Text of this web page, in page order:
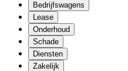
Bedrijfswagens
Lease
Onderhoud
Schade
Diensten
Zakelijk